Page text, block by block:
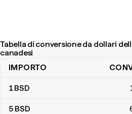
Tabella di conversione da dollari
canadesi
Tabella di conversione da dollari delle
IMPORTO
1BSD
5 BSD